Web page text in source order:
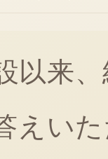
以来
えい